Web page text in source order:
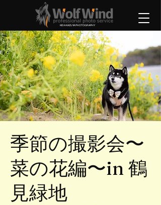
KIDA KAZUYA PHOTOGRAPHY
季節の撮影会〜
菜の花編〜in 鶴
見緑地